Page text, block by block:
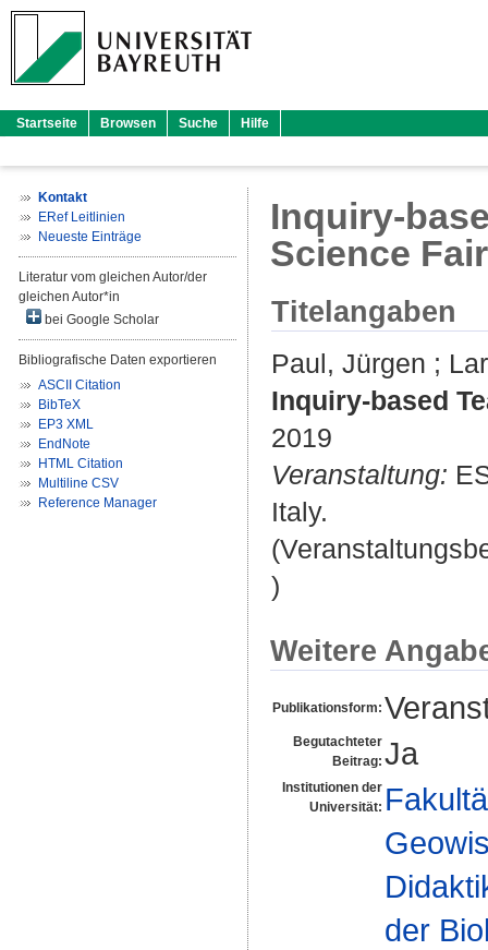
Startseite Browsen Suche Hilfe
Kontakt
ERef Leitlinien
Neueste Einträge
Literatur vom gleichen Autor/der
gleichen Autor*in
bei Google Scholar
Bibliografische Daten exportieren
ASCII Citation
BibTeX
EP3 XML
EndNote
HTML Citation
Multiline CSV
Reference Manager
Inquiry-
Science
Titelangaben
Paul, Jürgen ;
Inquiry-based
2019
Veranstaltung:
Italy.
)
Weitere
Publikationsform:
Begutachteter
Beitrag: Ja
Institutionen der
Universität:
der